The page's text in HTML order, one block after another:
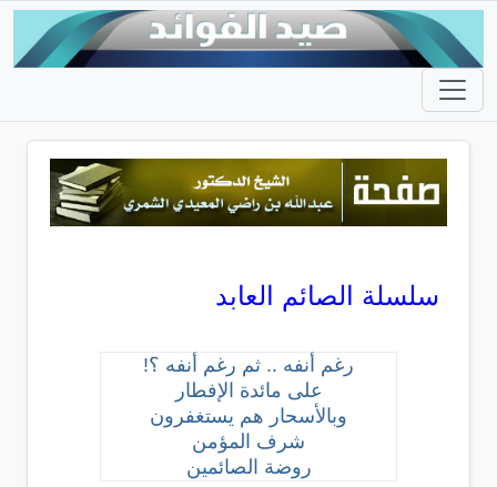
سلسلة الصائم العابد
رغم أنفه .. ثم رغم أنفه ؟!
على مائدة الإفطار
وبالأسحار هم يستغفرون
شرف المؤمن
روضة الصائمين